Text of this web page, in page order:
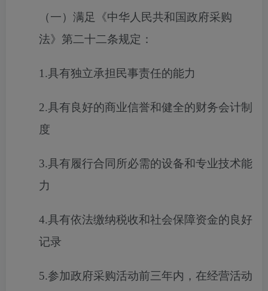
（一）满足《中华人民共和国政府采购
法》第二十二条规定：
1.具有独立承担民事责任的能力
2.具有良好的商业信誉和健全的财务会计制
度
3.具有履行合同所必需的设备和专业技术能
力
4.具有依法缴纳税收和社会保障资金的良好
记录
5.参加政府采购活动前三年内，在经营活动